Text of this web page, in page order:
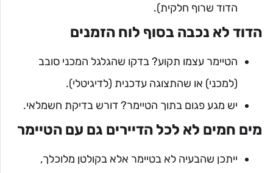
הדוד שרוף חלקית).
הדוד לא נכבה בסוף לוח הזמנים
הטיימר עצמו תקוע? בדקו שהגלגל המכני סובב
(למכני) או שהתצוגה עדכנית (לדיגיטלי).
יש מגע פגום בתוך הטיימר? דורש בדיקת חשמלאי.
מים חמים לא לכל הדיירים גם עם הטיימר
ייתכן שהבעיה לא בטיימר אלא בקולטן מלוכלך,